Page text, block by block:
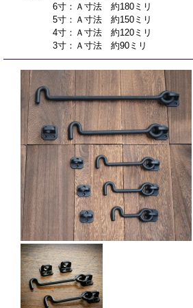
6寸：Ａ寸法 約180ミリ
5寸：Ａ寸法 約150ミリ
4寸：Ａ寸法 約120ミリ
3寸：Ａ寸法 約90ミリ